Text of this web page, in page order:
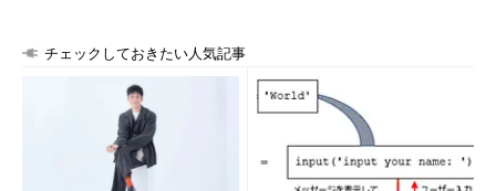
チェックしておきたい人気記事